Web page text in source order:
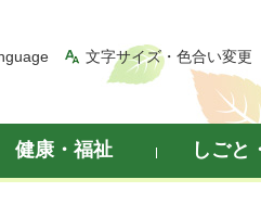
文字サイズ・色合い変更
健康・福祉 しごと